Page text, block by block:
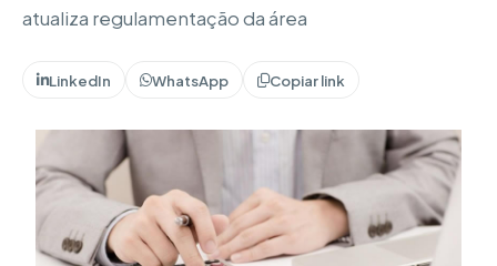
atualiza regulamentação da área
LinkedIn WhatsApp Copiar link